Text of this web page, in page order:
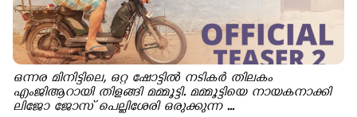
ഒന്നര മിനിട്ടിലെ, ഒറ്റ ഷോട്ടിൽ നടികർ തിലകം
എംജിആറായി തിളങ്ങി മമ്മൂട്ടി. മമ്മൂട്ടിയെ നായകനാക്കി
ലിജോ ജോസ് പെല്ലിശേരി ഒരുക്കുന്ന ...